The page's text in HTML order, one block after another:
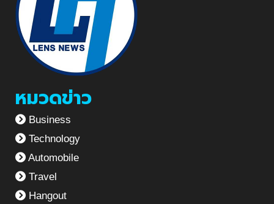
หมวดข่าว
Business
Technology
Automobile
Travel
Hangout